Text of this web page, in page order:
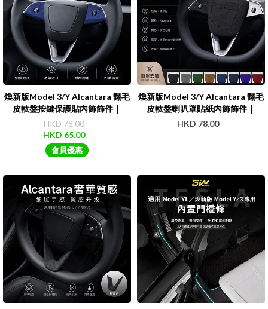
煥新版Model 3/Y Alcantara 翻毛
皮軚盤按鍵保護貼內飾飾件｜
Teslun
HKD 78.00
HKD 65.00
會員優惠
煥新版Model 3/Y Alcantara 翻毛
皮軚盤喇叭罩貼紙內飾飾件｜
Teslun
HKD 78.00